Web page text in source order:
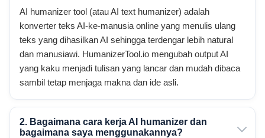
AI humanizer tool (atau AI text humanizer) adalah
konverter teks AI-ke-manusia online yang menulis ulang
teks yang dihasilkan AI sehingga terdengar lebih natural
dan manusiawi. HumanizerTool.io mengubah output AI
yang kaku menjadi tulisan yang lancar dan mudah dibaca
sambil tetap menjaga makna dan ide asli.
2. Bagaimana cara kerja AI humanizer dan
bagaimana saya menggunakannya?